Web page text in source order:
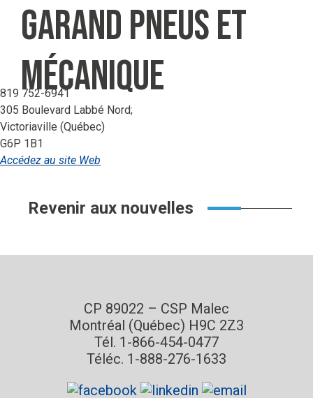
Garand Pneus et
Mécanique
819 752-6941
305 Boulevard Labbé Nord;
Victoriaville (Québec)
G6P 1B1
Accédez au site Web
Revenir aux nouvelles
CP 89022 – CSP Malec
Montréal (Québec) H9C 2Z3
Tél. 1-866-454-0477
Téléc. 1-888-276-1633